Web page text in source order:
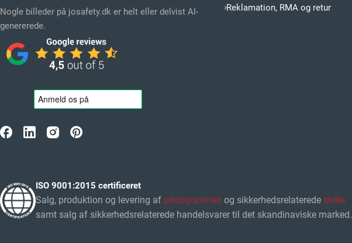
Nogle billeder på josafety.dk er helt eller delvist AI-
genererede.
Reklamation, RMA og retur
ISO 9001:2015 certificeret
Salg, produktion og levering af piktogrammer og sikkerhedsrelaterede skilte
samt salg af sikkerhedsrelaterede handelsvarer til det skandinaviske marked.